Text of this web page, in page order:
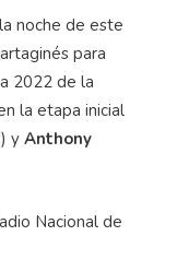
noche de este
para
2022 de la
la etapa inicial
y Anthony
Nacional de